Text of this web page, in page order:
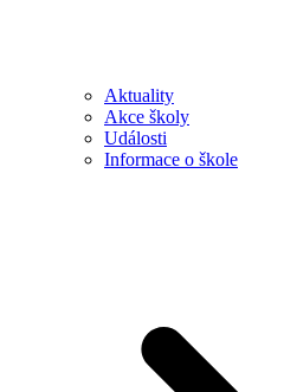
Aktuality
Akce školy
Události
Informace o škole